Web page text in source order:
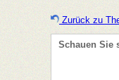
Zurück zu
Schauen Sie